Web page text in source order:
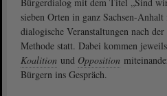
sieben Orten in ganz Sachsen-
dialogische Veranstaltungen nach
Methode statt. Dabei kommen
Koalition und Opposition
Bürgern ins Gespräch.